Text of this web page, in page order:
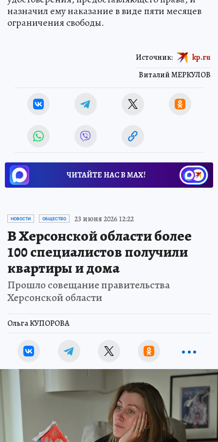
назначил ему наказание в виде пяти месяцев
ограничения свободы.
Виталий МЕРКУЛОВ
Источник: kp.ru
ЧИТАЙТЕ НАС В МАХ!
НОВОСТИ ОБЩЕСТВО 23 июня 2026 12:22
В Херсонской области более
100 специалистов получили
квартиры и дома
Прошло совещание правительства
Херсонской области
Ольга КУПОРОВА